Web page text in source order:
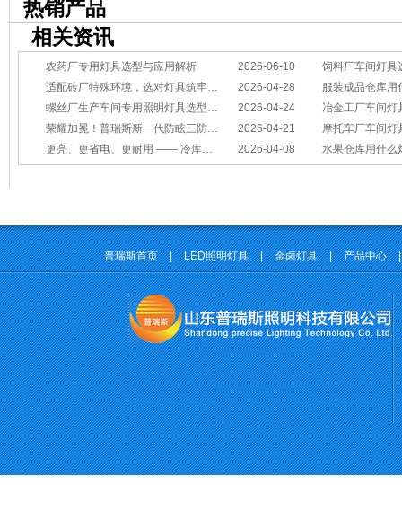
热销产品
相关资讯
2026-06-10
农药厂专用灯具选型与应用解析
饲料厂车间灯具
2026-04-28
适配砖厂特殊环境，选对灯具筑牢生产安全线
服装成品仓库用
2026-04-24
螺丝厂生产车间专用照明灯具选型方案
冶金工厂车间灯具选型指南：
2026-04-21
荣耀加冕！普瑞斯新一代防眩三防灯BC-L斩获2026阿拉丁神灯奖
摩托车厂车间灯具怎么选？
2026-04-08
更亮、更省电、更耐用 —— 冷库照明优选 水果仓库用什么
普瑞斯首页 | LED照明灯具 | 金卤灯具 | 产品中心 |